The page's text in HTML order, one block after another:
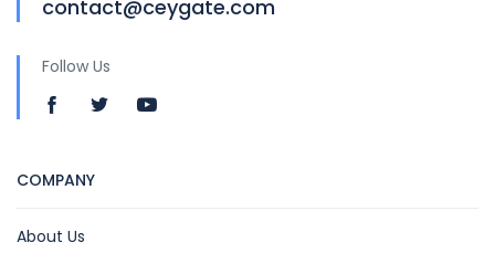
contact@ceygate.com
Follow Us
COMPANY
About Us